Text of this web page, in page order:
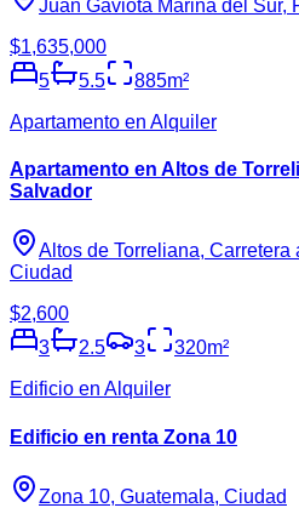
Juan Gaviota Marina del Sur,
$1,635,000
5
5.5 885m²
Apartamento en Alquiler
Apartamento en Altos de
Salvador
Altos de Torreliana, Carretera
Ciudad
$2,600
3
2.5 3 320m²
Edificio en Alquiler
Edificio en renta Zona 10
Zona 10, Guatemala, Ciudad